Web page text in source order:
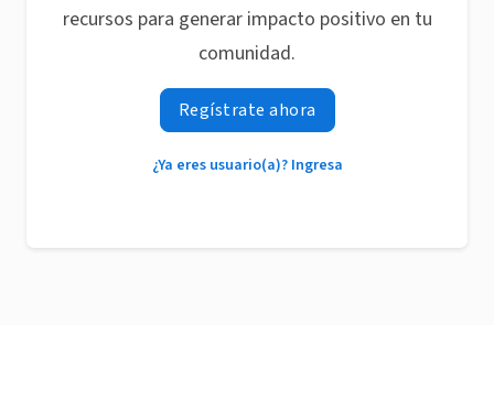
recursos para generar impacto positivo en tu
comunidad.
Regístrate ahora
¿Ya eres usuario(a)? Ingresa